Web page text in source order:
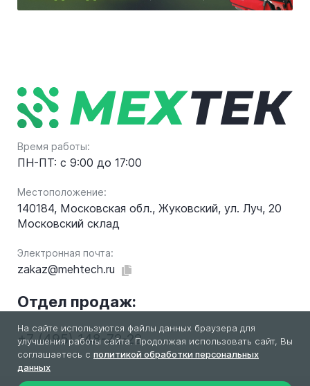
Время работы:
ПН-ПТ: с 9:00 до 17:00
Местоположение:
140184, Московская обл., Жуковский, ул. Луч, 20
Московский склад
Электронная почта:
zakaz@mehtech.ru
Отдел продаж:
+7 (495) 148-72-22
На сайте используются файлы данных браузера для
улучшения работы сайта. Продолжая использовать сайт, Вы
соглашаетесь с политикой обработки персональных
данных